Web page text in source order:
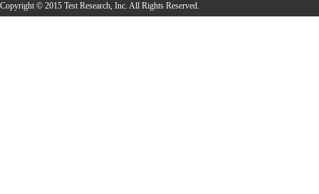
Copyright © 2015 Test Research, Inc. All Rights Reserved.